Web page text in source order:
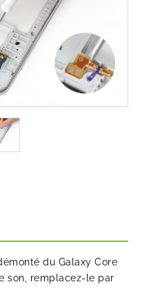
du Galaxy Core
son, remplacez-le par